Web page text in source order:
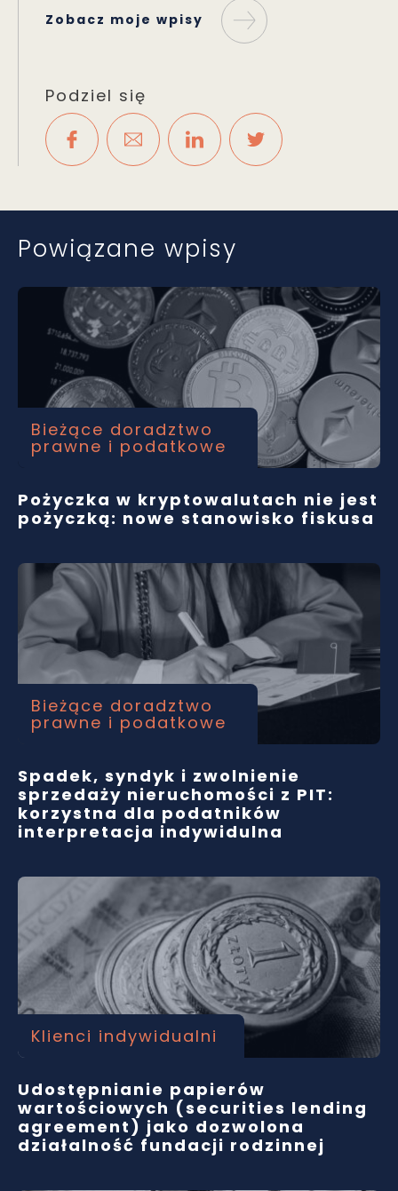
Zobacz moje wpisy
Podziel się
Powiązane wpisy
Bieżące doradztwo
prawne i podatkowe
Pożyczka w kryptowalutach nie jest
pożyczką: nowe stanowisko fiskusa
Bieżące doradztwo
prawne i podatkowe
Spadek, syndyk i zwolnienie
sprzedaży nieruchomości z PIT:
korzystna dla podatników
interpretacja indywidulna
Klienci indywidualni
Udostępnianie papierów
wartościowych (securities lending
agreement) jako dozwolona
działalność fundacji rodzinnej